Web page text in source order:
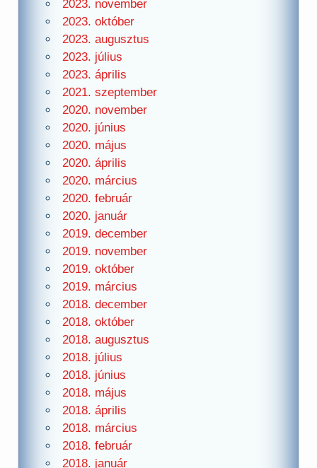
2023. november
2023. október
2023. augusztus
2023. július
2023. április
2021. szeptember
2020. november
2020. június
2020. május
2020. április
2020. március
2020. február
2020. január
2019. december
2019. november
2019. október
2019. március
2018. december
2018. október
2018. augusztus
2018. július
2018. június
2018. május
2018. április
2018. március
2018. február
2018. január